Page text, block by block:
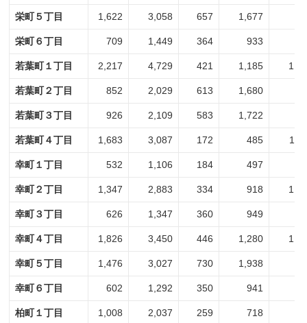
栄町５丁目 1,622 3,058 657 1,677
栄町６丁目 709 1,449 364 933
若葉町１丁目 2,217 4,729 421 1,185
若葉町２丁目 852 2,029 613 1,680
若葉町３丁目 926 2,109 583 1,722
若葉町４丁目 1,683 3,087 172 485
幸町１丁目 532 1,106 184 497
幸町２丁目 1,347 2,883 334 918
幸町３丁目 626 1,347 360 949
幸町４丁目 1,826 3,450 446 1,280
幸町５丁目 1,476 3,027 730 1,938
幸町６丁目 602 1,292 350 941
柏町１丁目 1,008 2,037 259 718